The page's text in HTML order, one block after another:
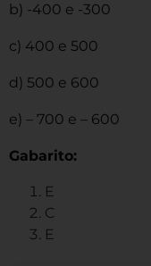
b) -400 e -300
c) 400 e 500
d) 500 e 600
e) – 700 e – 600
Gabarito:
E
C
E